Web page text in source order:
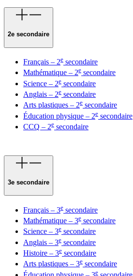
2e secondaire
Français – 2e secondaire
Mathématique – 2e secondaire
Science – 2e secondaire
Anglais – 2e secondaire
Arts plastiques – 2e secondaire
Éducation physique – 2e secondaire
CCQ – 2e secondaire
3e secondaire
Français – 3e secondaire
Mathématique – 3e secondaire
Science – 3e secondaire
Anglais – 3e secondaire
Histoire – 3e secondaire
Arts plastiques – 3e secondaire
e